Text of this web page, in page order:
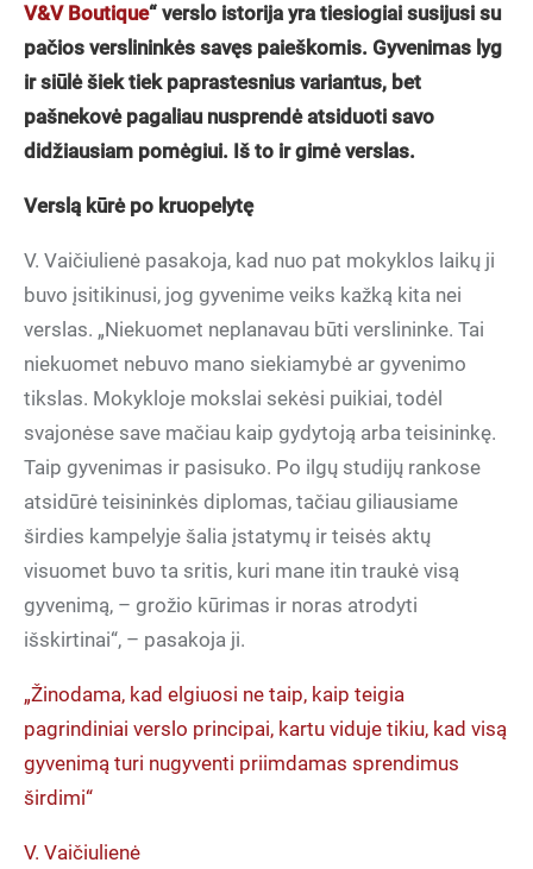
V&V Boutique“ verslo istorija yra tiesiogiai susijusi su
pačios verslininkės savęs paieškomis. Gyvenimas lyg
ir siūlė šiek tiek paprastesnius variantus, bet
pašnekovė pagaliau nusprendė atsiduoti savo
didžiausiam pomėgiui. Iš to ir gimė verslas.
Verslą kūrė po kruopelytę
V. Vaičiulienė pasakoja, kad nuo pat mokyklos laikų ji
buvo įsitikinusi, jog gyvenime veiks kažką kita nei
verslas. „Niekuomet neplanavau būti verslininke. Tai
niekuomet nebuvo mano siekiamybė ar gyvenimo
tikslas. Mokykloje mokslai sekėsi puikiai, todėl
svajonėse save mačiau kaip gydytoją arba teisininkę.
Taip gyvenimas ir pasisuko. Po ilgų studijų rankose
atsidūrė teisininkės diplomas, tačiau giliausiame
širdies kampelyje šalia įstatymų ir teisės aktų
visuomet buvo ta sritis, kuri mane itin traukė visą
gyvenimą, – grožio kūrimas ir noras atrodyti
išskirtinai“, – pasakoja ji.
„Žinodama, kad elgiuosi ne taip, kaip teigia
pagrindiniai verslo principai, kartu viduje tikiu, kad visą
gyvenimą turi nugyventi priimdamas sprendimus
širdimi“
V. Vaičiulienė